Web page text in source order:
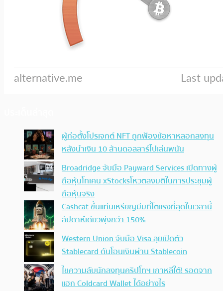
ผู้ก่อตั้งโปรเจกต์ NFT ถูกฟ้องข้อหาหลอกลงทุน
หลังนำเงิน 10 ล้านดอลลาร์ไปเล่นพนัน
Broadridge จับมือ Payward Services เปิดทางผู้
ถือหุ้นโทเคน xStocksโหวตลงมติในการประชุมผู้
ถือหุ้นจริง
Cashcat ขึ้นแท่นเหรียญมีมที่โตแรงที่สุดในเวลานี้
สัปดาห์เดียวพุ่งกว่า 150%
Western Union จับมือ Visa ลุยเปิดตัว
Stablecard ดันโอนเงินผ่าน Stablecoin
ไขความลับนักลงทุนคริปโทฯ เกาหลีใต้! รอดจาก
แฮก Coldcard Wallet ได้อย่างไร